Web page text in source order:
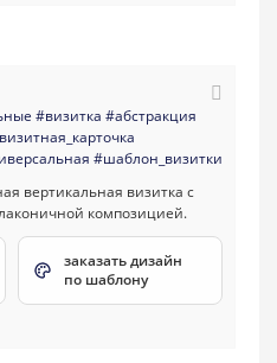
#визитка #абстракция
#шаблон_визитки
заказать дизайн
по шаблону